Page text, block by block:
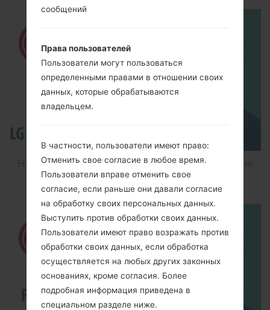
How to Flash Stock Firmware on LG Smartphone
using LG Flash Tool 2014?
сообщений
Права пользователей
Пользователи могут пользоваться
определенными правами в отношении своих
данных, которые обрабатываются
владельцем.
В частности, пользователи имеют право:
Отменить свое согласие в любое время.
Пользователи вправе отменить свое
согласие, если раньше они давали согласие
на обработку своих персональных данных.
Выступить против обработки своих данных.
Пользователи имеют право возражать против
обработки своих данных, если обработка
осуществляется на любых других законных
основаниях, кроме согласия. Более
подробная информация приведена в
специальном разделе ниже.